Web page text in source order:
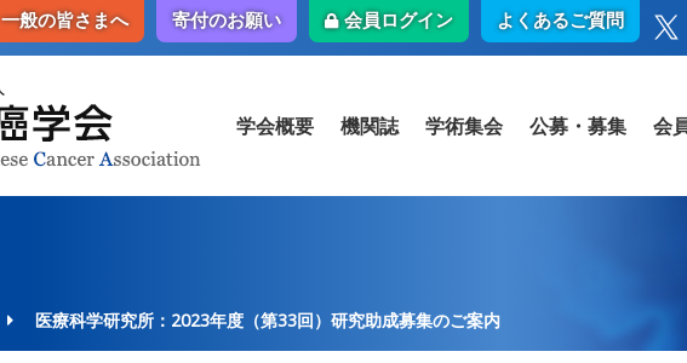
一般の皆さまへ 寄付のお願い 会員ログイン よくあるご質問
学会概要 機関誌 学術集会 公募・募集 会
医療科学研究所：2023年度（第33回）研究助成募集のご案内